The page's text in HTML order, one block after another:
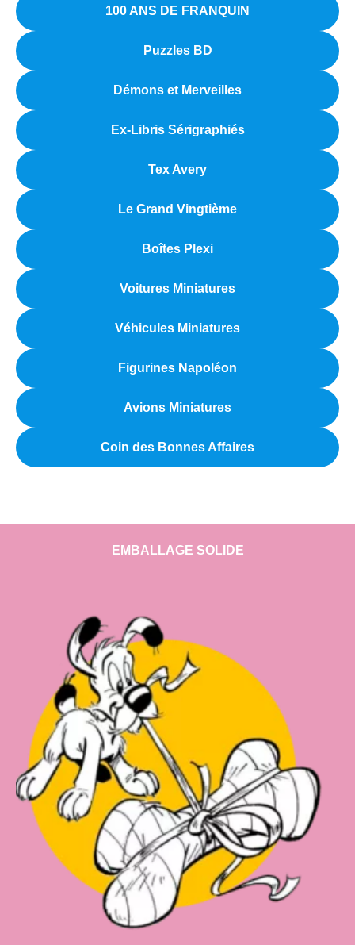
100 ANS DE FRANQUIN
Puzzles BD
Démons et Merveilles
Ex-Libris Sérigraphiés
Tex Avery
Le Grand Vingtième
Boîtes Plexi
Voitures Miniatures
Véhicules Miniatures
Figurines Napoléon
Avions Miniatures
Coin des Bonnes Affaires
EMBALLAGE SOLIDE